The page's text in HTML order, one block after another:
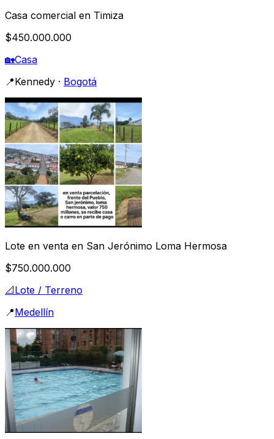
Casa comercial en Timiza
$450.000.000
🏡Casa
📍Kennedy · Bogotá
Lote en venta en San Jerónimo Loma Hermosa
$750.000.000
📐Lote / Terreno
📍Medellín